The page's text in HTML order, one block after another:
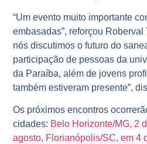
“Um evento muito importante
embasadas”, reforçou Roberval
nós discutimos o futuro do
participação de pessoas da
da Paraíba, além de jovens
também estiveram presente”,
Os próximos encontros
cidades: Belo Horizonte/MG, 2
agosto, Florianópolis/SC, em 4